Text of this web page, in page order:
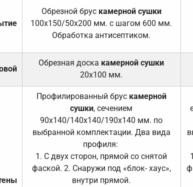
Обрезной брус камерной сушки
100х150/50х200 мм. с шагом 600 мм.
Обработка антисептиком.
Обрезная доска камерной сушки
20х100 мм.
Профилированный брус камерной
сушки, сечением
90х140/140х140/190х140 мм. по
выбранной комплектации. Два вида
профиля:
1. С двух сторон, прямой со снятой
фаской. 2. Снаружи под «блок- хаус»,
внутри прямой.